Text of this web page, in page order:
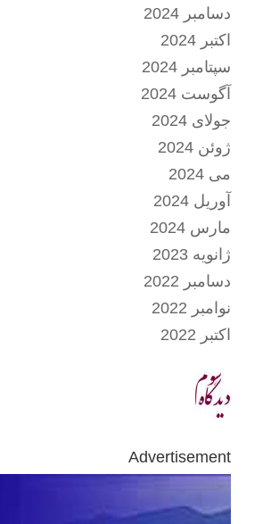
دسامبر 2024
اکتبر 2024
سپتامبر 2024
آگوست 2024
جولای 2024
ژوئن 2024
می 2024
آوریل 2024
مارس 2024
ژانویه 2023
دسامبر 2022
نوامبر 2022
اکتبر 2022
Advertisement